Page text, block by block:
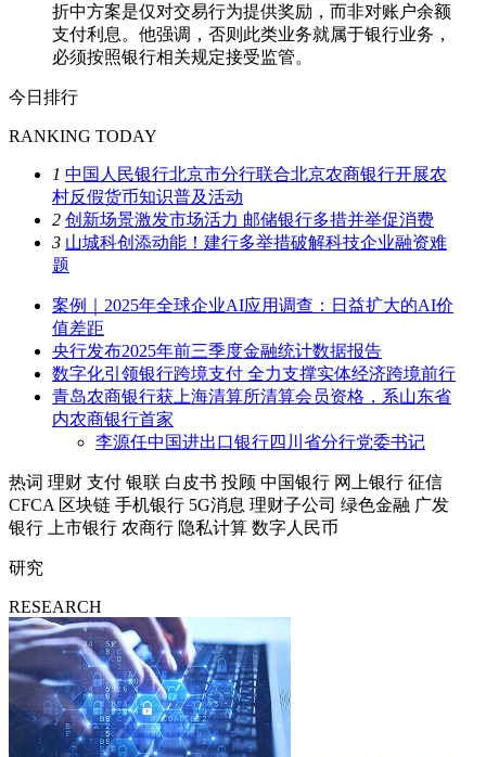
折中方案是仅对交易行为提供奖励，而非对账户余额
支付利息。他强调，否则此类业务就属于银行业务，
必须按照银行相关规定接受监管。
今日排行
RANKING TODAY
1 中国人民银行北京市分行联合北京农商银行开展农
村反假货币知识普及活动
2 创新场景激发市场活力 邮储银行多措并举促消费
3 山城科创添动能！建行多举措破解科技企业融资难
题
案例｜2025年全球企业AI应用调查：日益扩大的AI价
值差距
央行发布2025年前三季度金融统计数据报告
数字化引领银行跨境支付 全力支撑实体经济跨境前行
青岛农商银行获上海清算所清算会员资格，系山东省
内农商银行首家
李源任中国进出口银行四川省分行党委书记
热词 理财 支付 银联 白皮书 投顾 中国银行 网上银行 征信
CFCA 区块链 手机银行 5G消息 理财子公司 绿色金融 广发
银行
上市银行 农商行 隐私计算 数字人民币
研究
RESEARCH